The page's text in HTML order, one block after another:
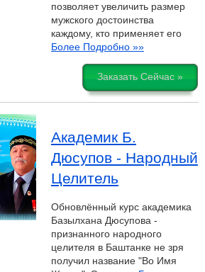
позволяет увеличить размер
мужского достоинства
каждому, кто применяет его
Более Подробно »»
Заказать Сейчас »
Академик Б.
Дюсупов - Народный
Целитель
Обновлённый курс академика
Базылхана Дюсупова -
признанного народного
целителя в Баштанке не зря
получил название "Во Имя